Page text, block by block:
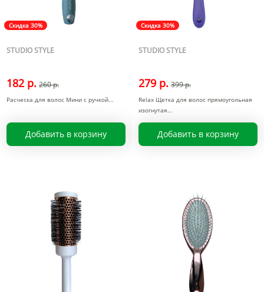
Скидка 30%
STUDIO STYLE
182 р. 260 р.
Расческа для волос Мини с ручкой
Добавить в корзину
Скидка 30%
STUDIO STYLE
279 р. 399 р.
Relax Щетка для волос прямоугольная
изогнутая
Добавить в корзину